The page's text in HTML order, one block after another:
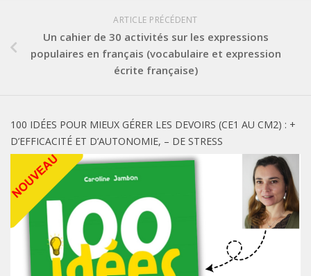
ARTICLE PRÉCÉDENT
Un cahier de 30 activités sur les expressions
populaires en français (vocabulaire et expression
écrite française)
100 IDÉES POUR MIEUX GÉRER LES DEVOIRS (CE1 AU CM2) : +
D’EFFICACITÉ ET D’AUTONOMIE, – DE STRESS